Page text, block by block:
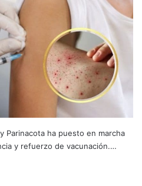
Parinacota ha puesto en marcha
y refuerzo de vacunación.…